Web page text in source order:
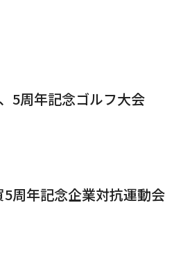
5周年記念ゴルフ大会
周年記念企業対抗運動会